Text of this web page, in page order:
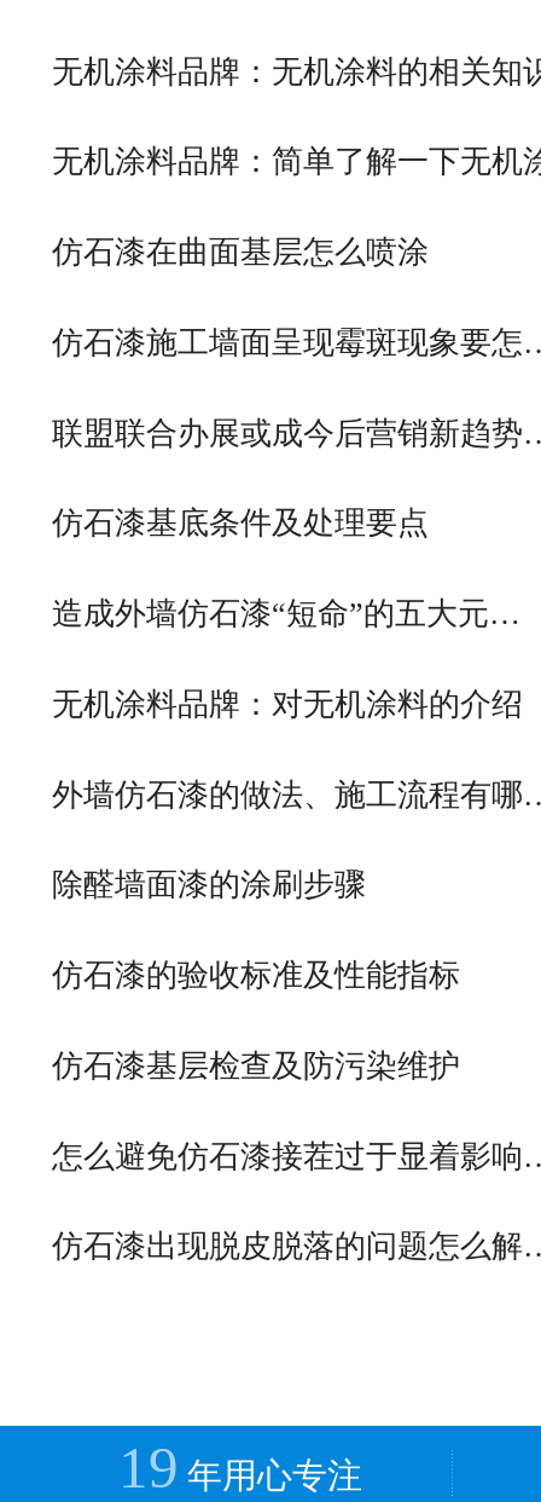
无机涂料品牌：无机涂料的相关
无机涂料品牌：简单了解一下无
仿石漆在曲面基层怎么喷涂
仿石漆施工墙面呈现霉斑现象要
联盟联合办展或成今后营销新趋
仿石漆基底条件及处理要点
造成外墙仿石漆“短命”的五大元…
无机涂料品牌：对无机涂料的介绍
外墙仿石漆的做法、施工流程有
除醛墙面漆的涂刷步骤
仿石漆的验收标准及性能指标
仿石漆基层检查及防污染维护
怎么避免仿石漆接茬过于显着影
仿石漆出现脱皮脱落的问题怎么
19 年用心专注